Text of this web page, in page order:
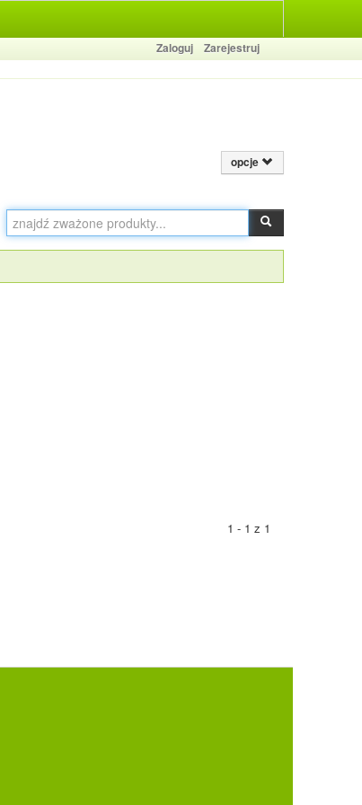
Zaloguj
Zarejestruj
opcje
1 - 1 z 1